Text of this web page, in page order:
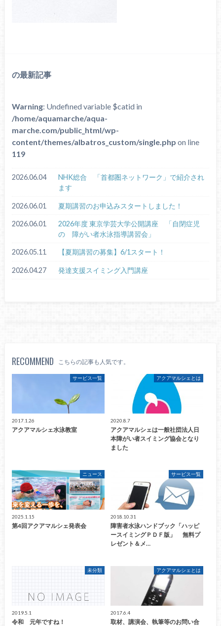
の最新記事
Warning: Undefined variable $catid in
/home/aquamarche/aqua-
marche.com/public_html/wp-
content/themes/albatros_custom/single.php on line
119
2026.06.04
NHK総合 「首都圏ネットワーク」で紹介され
ます
2026.06.01 夏期講習のお申込みスタートしました！
2026.06.01
2026年度 東京学芸大学公開講座 「自閉症児
の 障がい者水泳指導講習会」
2026.05.11 【夏期講習の募集】6/1スタート！
2026.04.27 発達支援スイミング入門講座
RECOMMEND こちらの記事も人気です。
サービス一覧
2017.1.26
アクアマルシェ水泳教室
アクアマルシェとは
2020.8.7
アクアマルシェは一般社団法人日
本障がい者スイミング協会となり
ました
ニュース
2025.1.15
第4回アクアマルシェ発表会
サービス一覧
2018.10.31
障害者水泳ハンドブック「ハッピ
ースイミングＰＤＦ版」 無料プ
レゼント＆メ…
未分類
2019.5.1
令和 元年ですね！
アクアマルシェとは
2017.6.4
取材、講演会、執筆等のお問い合